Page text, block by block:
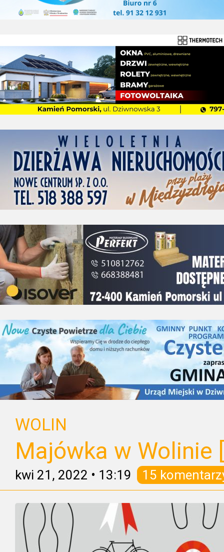
WOLIN
Majówka w Wolinie
kwi 21, 2022 • 13:19 15